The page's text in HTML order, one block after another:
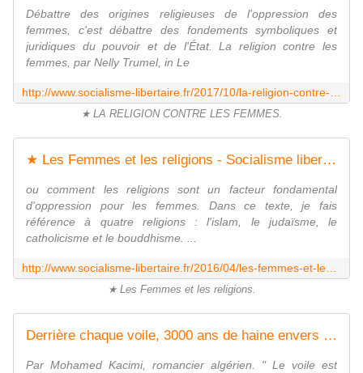
Débattre des origines religieuses de l'oppression des
femmes, c'est débattre des fondements symboliques et
juridiques du pouvoir et de l'État. La religion contre les
femmes, par Nelly Trumel, in Le
★ LA RELIGION CONTRE LES FEMMES.
★ Les Femmes et les religions - Socialisme libertaire
ou comment les religions sont un facteur fondamental
d'oppression pour les femmes. Dans ce texte, je fais
référence à quatre religions : l'islam, le judaïsme, le
catholicisme et le bouddhisme. ...
★ Les Femmes et les religions.
Derrière chaque voile, 3000 ans de haine envers la femme qui nous regarde - Socialisme libertaire
Par Mohamed Kacimi, romancier algérien. " Le voile est